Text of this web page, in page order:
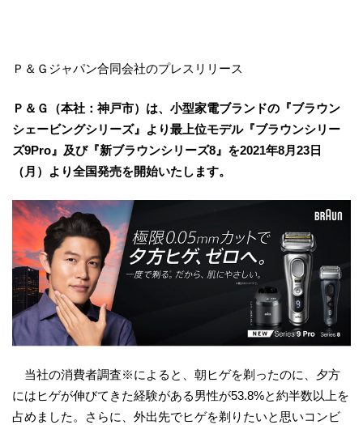
Ｐ＆Ｇジャパン合同会社のプレスリリース
Ｐ＆Ｇ（本社：神戸市）は、小型家電ブランドの『ブラウン
シェービングシリーズ』より最上位モデル『ブラウンシリー
ズ9Pro』及び『新ブラウンシリーズ8』を2021年8月23日
（月）より全国発売を開始いたします。
当社の消費者調査※によると、朝ヒゲを剃ったのに、夕方
にはヒゲが伸びてきた経験がある男性が53.8%と約半数以上を
占めました。さらに、外出先でヒゲを剃りたいと思いコンビ